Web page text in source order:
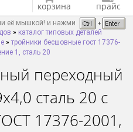
корзина прайс
её мышкой! и нажми
» каталог типовых деталей
» тройники бесшовные гост 17376-
1, сталь 20
переходный
сталь 20 с
17376-2001,